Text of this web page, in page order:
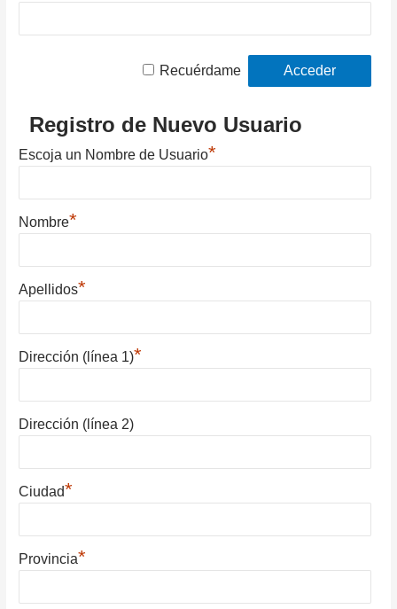
Recuérdame
Registro de Nuevo Usuario
Escoja un Nombre de Usuario*
Nombre*
Apellidos*
Dirección (línea 1)*
Dirección (línea 2)
Ciudad*
Provincia*